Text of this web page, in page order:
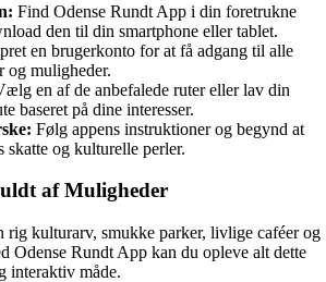
Find Odense Rundt App i din foretrukne
den til din smartphone eller tablet.
en brugerkonto for at få adgang til alle
og muligheder.
en af de anbefalede ruter eller lav din
baseret på dine interesser.
Følg appens instruktioner og begynd at
skatte og kulturelle perler.
af Muligheder
rig kulturarv, smukke parker, livlige caféer og
Odense Rundt App kan du opleve alt dette
interaktiv måde.